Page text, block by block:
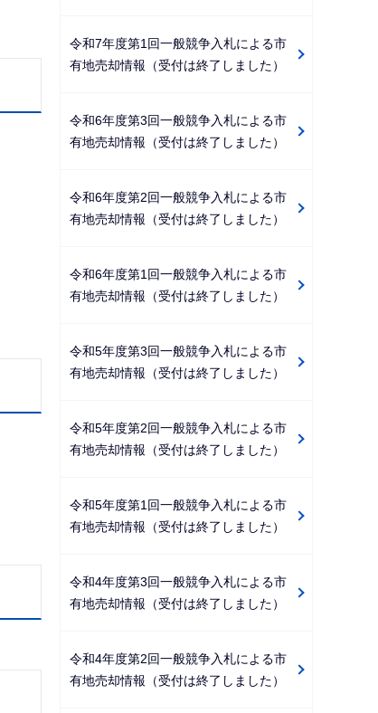
令和7年度第1回一般競争入札による市
有地売却情報（受付は終了しました）
令和6年度第3回一般競争入札による市
有地売却情報（受付は終了しました）
令和6年度第2回一般競争入札による市
有地売却情報（受付は終了しました）
令和6年度第1回一般競争入札による市
有地売却情報（受付は終了しました）
令和5年度第3回一般競争入札による市
有地売却情報（受付は終了しました）
令和5年度第2回一般競争入札による市
有地売却情報（受付は終了しました）
令和5年度第1回一般競争入札による市
有地売却情報（受付は終了しました）
令和4年度第3回一般競争入札による市
有地売却情報（受付は終了しました）
令和4年度第2回一般競争入札による市
有地売却情報（受付は終了しました）